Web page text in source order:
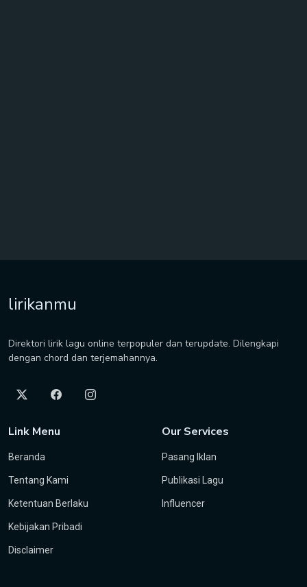
lirikanmu
Direktori lirik lagu online terpopuler dan terupdate. Dilengkapi
dengan chord dan terjemahannya.
Link Menu
Beranda
Tentang Kami
Ketentuan Berlaku
Kebijakan Pribadi
Disclaimer
Our Services
Pasang Iklan
Publikasi Lagu
Influencer